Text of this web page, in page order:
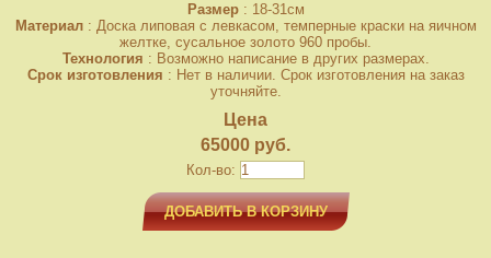
Размер: 18-31см
Материал: Доска липовая с левкасом, темперные краски на яичном
желтке, сусальное золото 960 пробы.
Технология : Возможно написание в других размерах.
Срок изготовления : Нет в наличии. Срок изготовления на заказ
уточняйте.
Цена
65000 руб.
Кол-во:
ДОБАВИТЬ В КОРЗИНУ